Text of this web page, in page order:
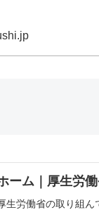
ーム｜厚生労
生労働省の取り組